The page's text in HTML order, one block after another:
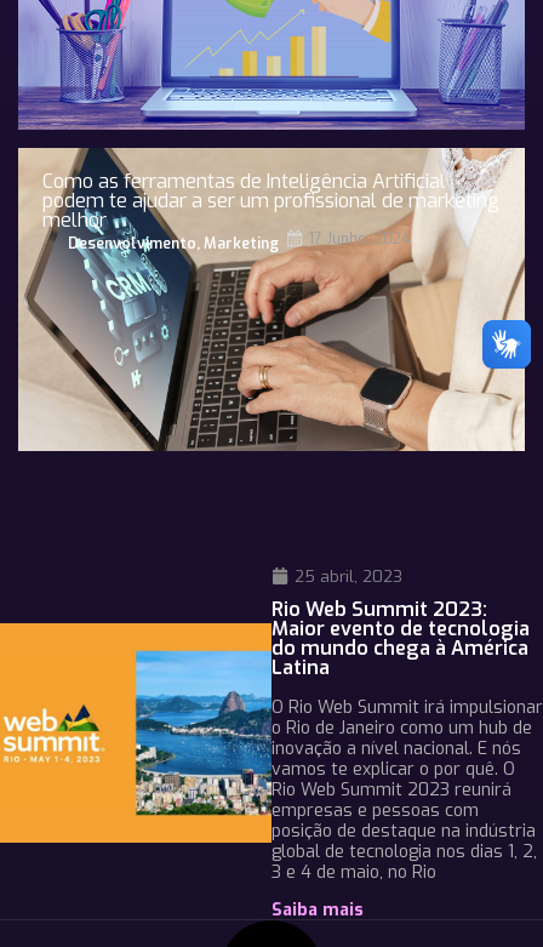
Como as ferramentas de Inteligência Artificial
podem te ajudar a ser um profissional de marketing
melhor
Desenvolvimento,Marketing 17 Junho, 2024
25 abril, 2023
Rio Web Summit 2023:
Maior evento de tecnologia
do mundo chega à América
Latina
O Rio Web Summit irá impulsionar
o Rio de Janeiro como um hub de
inovação a nível nacional. E nós
vamos te explicar o por quê. O
Rio Web Summit 2023 reunirá
empresas e pessoas com
posição de destaque na indústria
global de tecnologia nos dias 1, 2,
3 e 4 de maio, no Rio
Saiba mais